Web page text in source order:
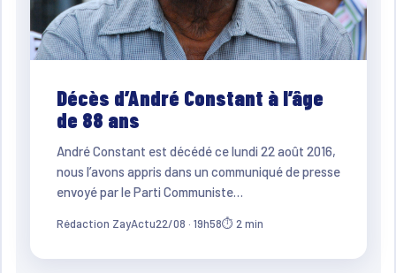
Décès d’André Constant à l’âge
de 88 ans
André Constant est décédé ce lundi 22 août 2016,
nous l’avons appris dans un communiqué de presse
envoyé par le Parti Communiste…
Rédaction ZayActu22/08 · 19h58⏱ 2 min